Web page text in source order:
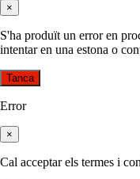
×
S'ha produït un error en
intentar en una estona o
Tanca
Error
×
Cal acceptar els termes i